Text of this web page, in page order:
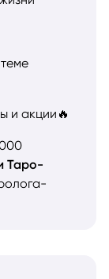
и акции🔥
Таро-